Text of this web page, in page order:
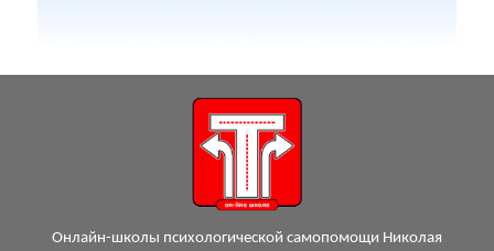
Онлайн-школы психологической самопомощи Николая